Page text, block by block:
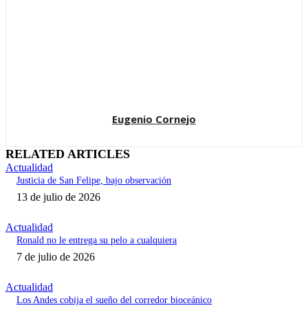
Eugenio Cornejo
RELATED ARTICLES
Actualidad
Justicia de San Felipe, bajo observación
13 de julio de 2026
Actualidad
Ronald no le entrega su pelo a cualquiera
7 de julio de 2026
Actualidad
Los Andes cobija el sueño del corredor bioceánico